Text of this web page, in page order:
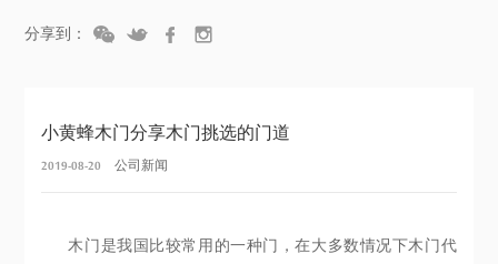
分享到：
小黄蜂木门分享木门挑选的门道
2019-08-20 公司新闻
木门是我国比较常用的一种门，在大多数情况下木门代